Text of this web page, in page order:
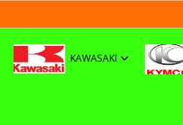
KAWASAKI